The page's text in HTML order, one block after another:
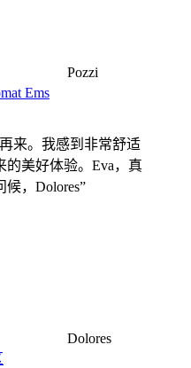
Pozzi
Ems
来。我感到非常舒适
的美好体验。Eva，真
，Dolores”
Dolores